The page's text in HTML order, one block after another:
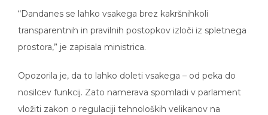
“Dandanes se lahko vsakega brez kakršnihkoli
transparentnih in pravilnih postopkov izloči iz spletnega
prostora,” je zapisala ministrica.
Opozorila je, da to lahko doleti vsakega – od peka do
nosilcev funkcij. Zato namerava spomladi v parlament
vložiti zakon o regulaciji tehnoloških velikanov na